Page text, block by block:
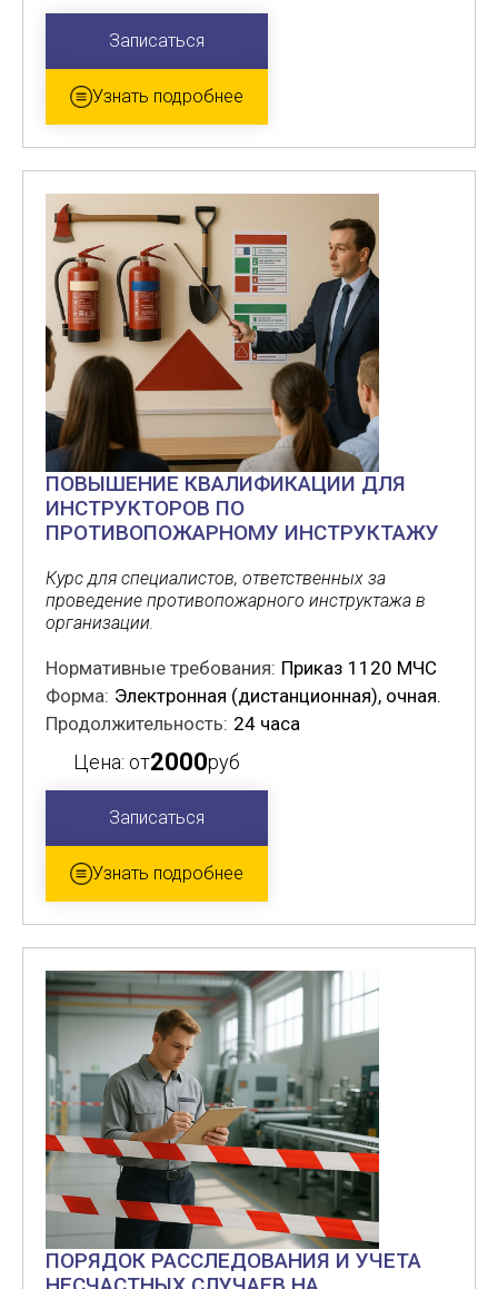
Записаться
Узнать подробнее
ПОВЫШЕНИЕ КВАЛИФИКАЦИИ ДЛЯ
ИНСТРУКТОРОВ ПО
ПРОТИВОПОЖАРНОМУ ИНСТРУКТАЖУ
Курс для специалистов, ответственных за
проведение противопожарного инструктажа в
организации.
Нормативные требования: Приказ 1120 МЧС
Форма: Электронная (дистанционная), очная.
Продолжительность: 24 часа
Цена: от2000руб
Записаться
Узнать подробнее
ПОРЯДОК РАССЛЕДОВАНИЯ И УЧЕТА